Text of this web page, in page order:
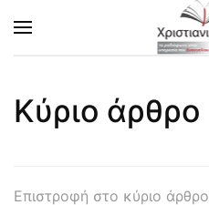
Skip to main content
Κύριο άρθρο
Επιστροφή στο κύριο άρθρο